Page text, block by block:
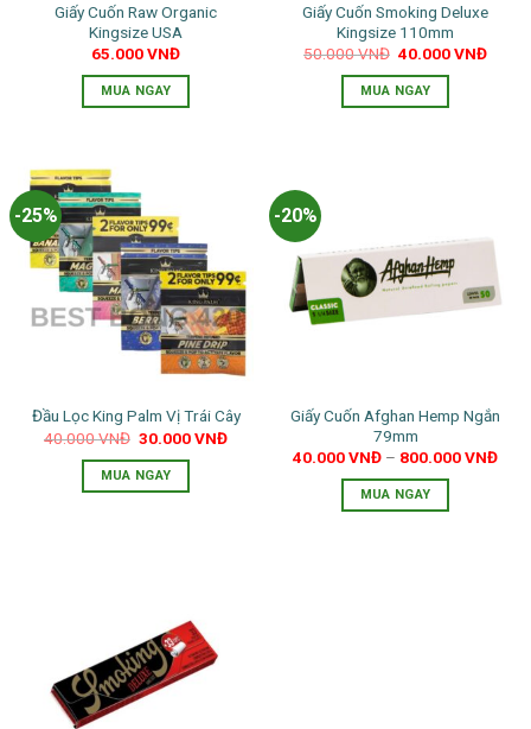
được
chọn
trên
trang
Giấy Cuốn Raw Organic
Kingsize USA
65.000VNĐ
MUA NGAY
Giấy Cuốn Smoking Deluxe
Kingsize 110mm
50.000VNĐ Giá
là:
50.000 VNĐ.
40.000VNĐGiá
MUA NGAY
-25%
Đầu Lọc King Palm Vị Trái Cây
40.000VNĐ Giá
là:
40.000 VNĐ.
30.000VNĐGiá
MUA NGAY
biến
thể.
Các
tùy
-20%
Giấy Cuốn Afghan Hemp Ngắn
79mm
40.000VNĐ – 800.000VNĐ
MUA NGAY